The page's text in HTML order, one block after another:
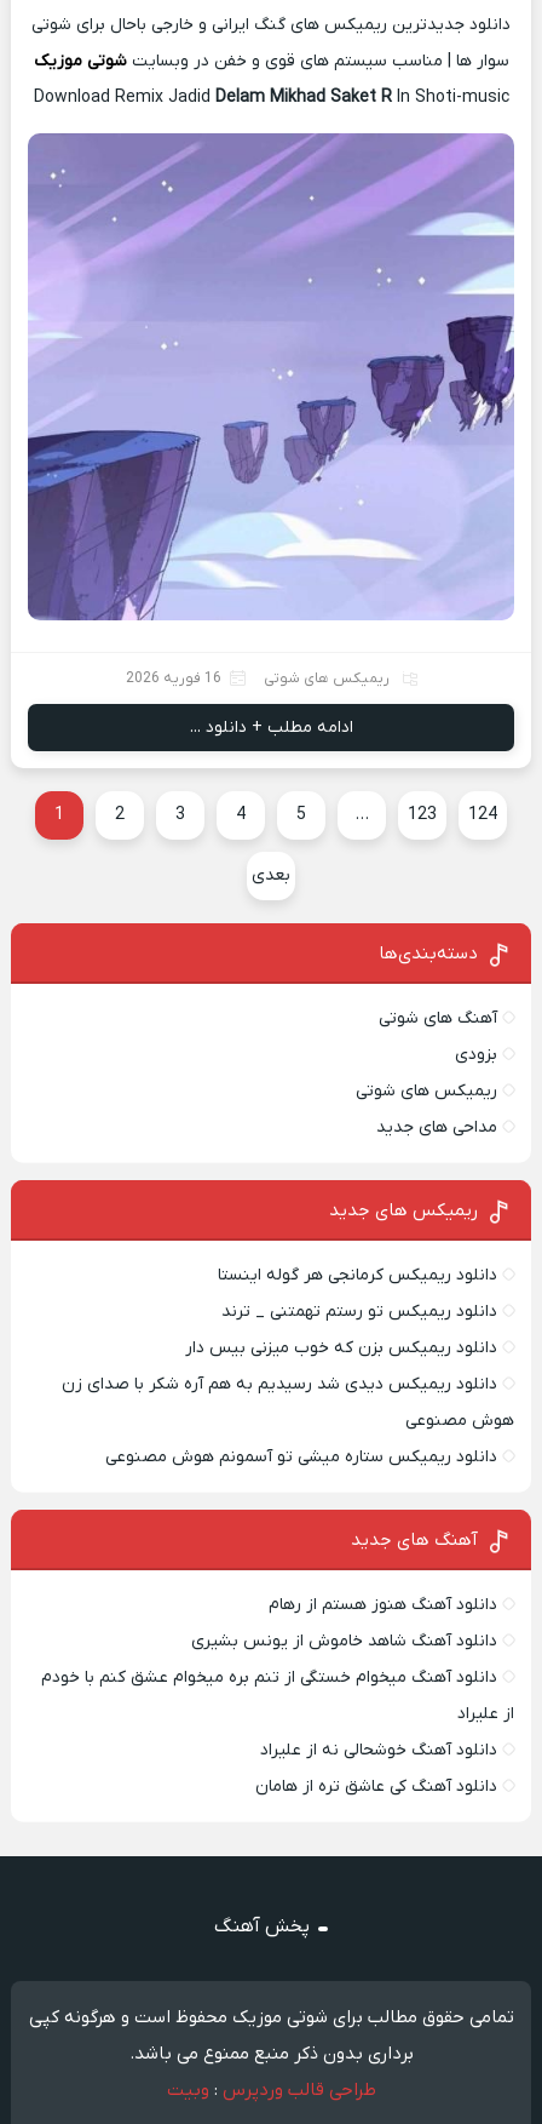
دانلود جدیدترین ریمیکس های گنگ ایرانی و خارجی باحال برای شوتی
سوار ها | مناسب سیستم های قوی و خفن در وبسایتشوتی موزیک
Download Remix Jadid Delam Mikhad Saket RIn Shoti-music
ریمیکس های شوتی 16 فوریه 2026
ادامه مطلب + دانلود ...
1 2 3 4 5 … 123 124
بعدی
دسته‌بندی‌ها
آهنگ های شوتی
بزودی
ریمیکس های شوتی
مداحی های جدید
ریمیکس‌ های جدید
دانلود ریمیکس کرمانجی هر گوله اینستا
دانلود ریمیکس تو رستم تهمتنی _ ترند
دانلود ریمیکس بزن که خوب میزنی بیس دار
دانلود ریمیکس دیدی شد رسیدیم به هم آره شکر با صدای زن
هوش مصنوعی
دانلود ریمیکس ستاره میشی تو آسمونم هوش مصنوعی
آهنگ های جدید
دانلود آهنگ هنوز هستم از رهام
دانلود آهنگ شاهد خاموش از یونس بشیری
دانلود آهنگ میخوام خستگی از تنم بره میخوام عشق کنم با خودم
از علیراد
دانلود آهنگ خوشحالی نه از علیراد
دانلود آهنگ کی عاشق تره از هامان
پخش آهنگ
تمامی حقوق مطالب برای شوتی موزیک محفوظ است و هرگونه کپی
برداری بدون ذکر منبع ممنوع می باشد.
طراحی قالب وردپرس : وبیت